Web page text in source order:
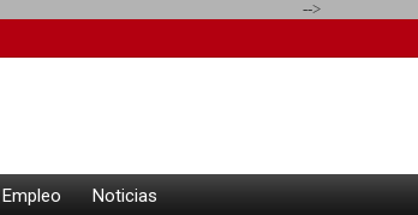
-->
Empleo Noticias